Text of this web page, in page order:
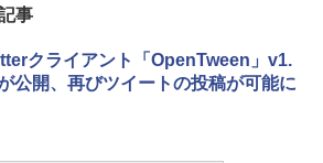
Kindle Paperwhite シグニチャーエディ
るさ自動調整、色調調節ライト、12週間
持続バッテリー、広告なし、メタリック
ブラック
事
クライアント「OpenTween」v1.
公開、再びツイートの投稿が可能に